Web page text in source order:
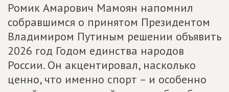
Ромик Амарович Мамоян напомнил
собравшимся о принятом Президентом
Владимиром Путиным решении объявить
2026 год Годом единства народов
России. Он акцентировал, насколько
ценно, что именно спорт – и особенно